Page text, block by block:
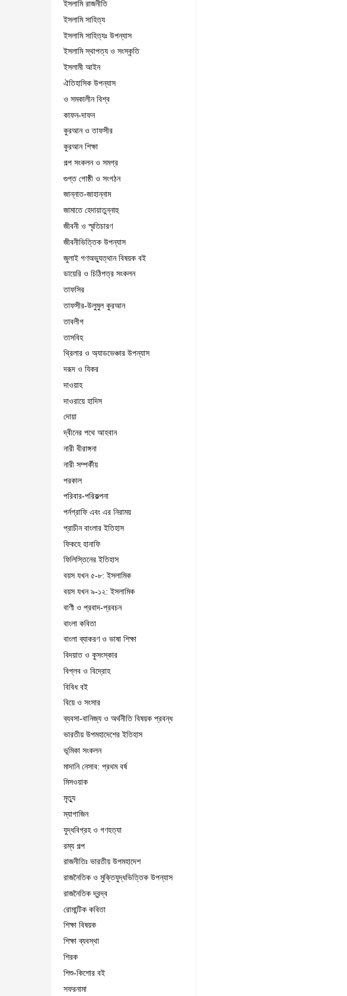
ইসলামি রাজনীতি
ইসলামি সাহিত্য
ইসলামি সাহিত্যঃ উপন্যাস
ইসলামি স্থাপত্য ও সংস্কৃতি
ইসলামী আইন
ঐতিহাসিক উপন্যাস
ও সমকালীন বিশ্ব
কাফন-দাফন
কুরআন ও তাফসীর
কুরআন শিক্ষা
গল্প সংকলন ও সমগ্র
গুপ্ত গোষ্ঠী ও সংগঠন
জান্নাত-জাহান্নাম
জামাতে হেদায়াতুন্নাহু
জীবনী ও স্মৃতিচারণ
জীবনীভিত্তিক উপন্যাস
জুলাই গণঅভ্যুত্থান বিষয়ক বই
ডায়েরি ও চিঠিপত্র সংকলন
তাফসির
তাফসীর-উলুমুল কুরআন
তাবলীগ
তাসবিহ
থ্রিলার ও অ্যাডভেঞ্চার উপন্যাস
দরূদ ও যিকর
দাওয়াহ
দাওরায়ে হাদিস
দোয়া
দ্বীনের পথে আহবান
নারী বীরাঙ্গনা
নারী সম্পর্কীয়
পরকাল
পরিবার-পরিকল্পনা
পর্নগ্রাফি এবং এর নিরাময়
প্রাচীন বাংলার ইতিহাস
ফিকহে হানাফি
ফিলিস্তিনের ইতিহাস
বয়স যখন ৫-৮: ইসলামিক
বয়স যখন ৯-১২: ইসলামিক
বাণী ও প্রবাদ-প্রবচন
বাংলা কবিতা
বাংলা ব্যাকরণ ও ভাষা শিক্ষা
বিদয়াত ও কুসংস্কার
বিপ্লব ও বিদ্রোহ
বিবিধ বই
বিয়ে ও সংসার
ব্যবসা-বানিজ্য ও অর্থনীতি বিষয়ক প্রবন্ধ
ভারতীয় উপমহাদেশের ইতিহাস
ভূমিকা সংকলন
মাদানি নেসাব: প্রথম বর্ষ
মিসওয়াক
মৃত্যু
ম্যাগাজিন
যুদ্ধবিগ্রহ ও গণহত্যা
রম্য গল্প
রাজনীতিঃ ভারতীয় উপমহাদেশ
রাজনৈতিক ও মুক্তিযুদ্ধভিত্তিক উপন্যাস
রাজনৈতিক দ্বন্দ্ব
রোমান্টিক কবিতা
শিক্ষা বিষয়ক
শিক্ষা ব্যবস্থা
শিরক
শিশু-কিশোর বই
সফরনামা